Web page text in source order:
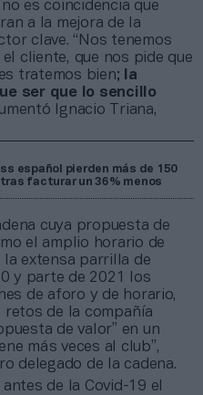
es coincidencia que
a la mejora de la
clave. “Nos tenemos
cliente, que nos pide que
tratemos bien;
la
ser que lo sencillo
Ignacio Triana,
español pierden más de 150
facturar un 36% menos
cuya propuesta de
el amplio horario de
la extensa parrilla de
y parte de 2021 los
de aforo y de horario,
retos de la compañía
de valor” en un
más veces al club”,
delegado de la cadena.
de la Covid-19 el